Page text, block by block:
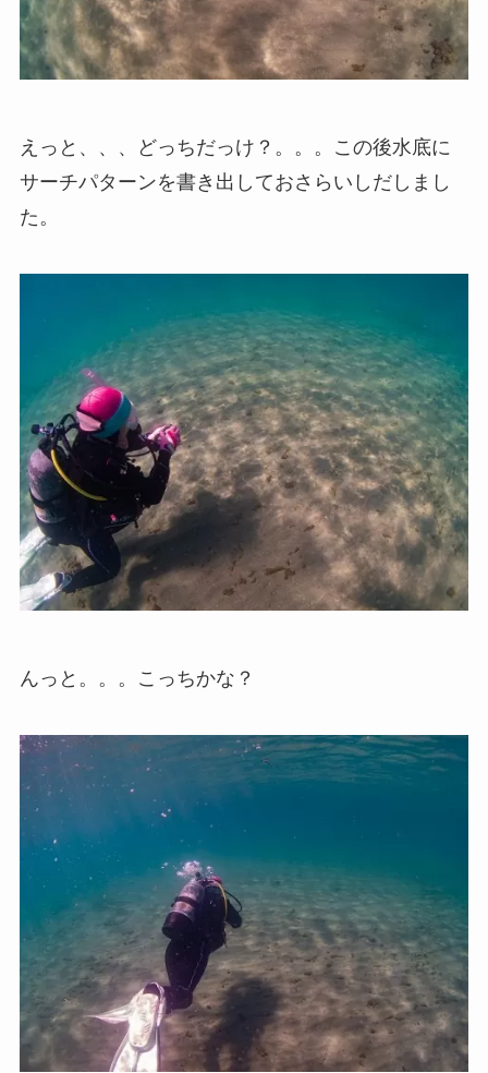
えっと、、、どっちだっけ？。。。この後水底に
サーチパターンを書き出しておさらいしだしまし
た。
んっと。。。こっちかな？